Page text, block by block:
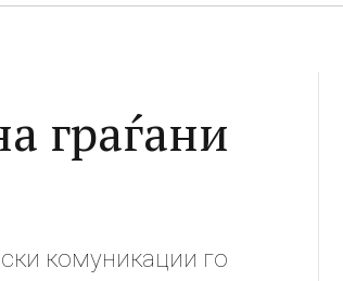
граѓани
комуникации го